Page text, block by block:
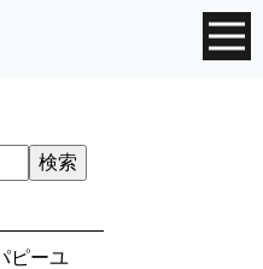
ピーユ